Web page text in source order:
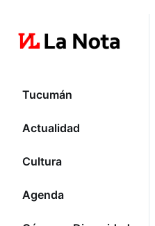
Tucumán
Actualidad
Cultura
Agenda